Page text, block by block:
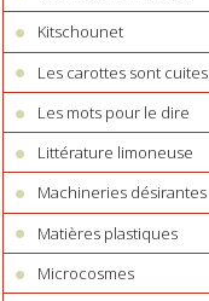
Kitschounet
Les carottes sont cuites
Les mots pour le dire
Littérature limoneuse
Machineries désirantes
Matières plastiques
Microcosmes